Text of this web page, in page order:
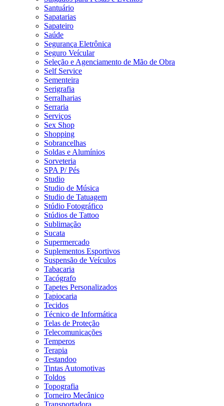
Santuário
Sapatarias
Sapateiro
Saúde
Segurança Eletrônica
Seguro Veícular
Seleção e Agenciamento de Mão de Obra
Self Service
Sementeira
Serigrafia
Serralharias
Serraria
Serviços
Sex Shop
Shopping
Sobrancelhas
Soldas e Alumínios
Sorveteria
SPA P/ Pés
Studio
Studio de Música
Studio de Tatuagem
Stúdio Fotográfico
Stúdios de Tattoo
Sublimação
Sucata
Supermercado
Suplementos Esportivos
Suspensão de Veículos
Tabacaria
Tacógrafo
Tapetes Personalizados
Tapiocaria
Tecidos
Técnico de Informática
Telas de Proteção
Telecomunicações
Temperos
Terapia
Testandoo
Tintas Automotivas
Toldos
Topografia
Torneiro Mecânico
Transportadora